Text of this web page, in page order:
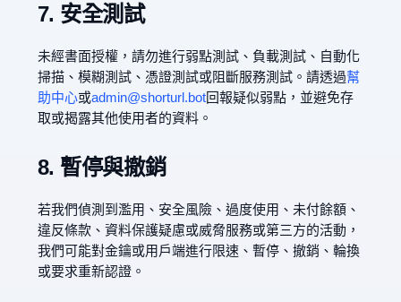
7. 安全測試
未經書面授權，請勿進行弱點測試、負載測試、自動化
掃描、模糊測試、憑證測試或阻斷服務測試。請透過幫
助中心或admin@shorturl.bot回報疑似弱點，並避免存
取或揭露其他使用者的資料。
8. 暫停與撤銷
若我們偵測到濫用、安全風險、過度使用、未付餘額、
違反條款、資料保護疑慮或威脅服務或第三方的活動，
我們可能對金鑰或用戶端進行限速、暫停、撤銷、輪換
或要求重新認證。